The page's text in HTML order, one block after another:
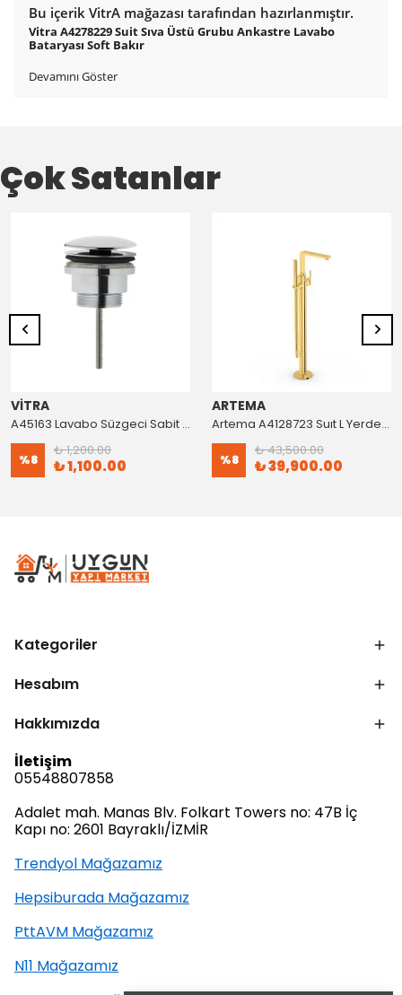
Bu içerik VitrA mağazası tarafından hazırlanmıştır.
Vitra A4278229 Suit Sıva Üstü Grubu Ankastre Lavabo
Bataryası Soft Bakır
Devamını Göster
Çok Satanlar
VİTRA
A45163 Lavabo Süzgeci Sabit Krom
%8
₺ 1,200.00
₺ 1,100.00
ARTEMA
Artema A4128723 Suıt L Yerden Küvet Bataryası Altın
%8
₺ 43,500.00
₺ 39,900.00
Kategoriler
Hesabım
Hakkımızda
İletişim
05548807858
Adalet mah. Manas Blv. Folkart Towers no: 47B İç
Kapı no: 2601 Bayraklı/İZMİR
Trendyol Mağazamız
Hepsiburada Mağazamız
PttAVM Mağazamız
N11 Mağazamız